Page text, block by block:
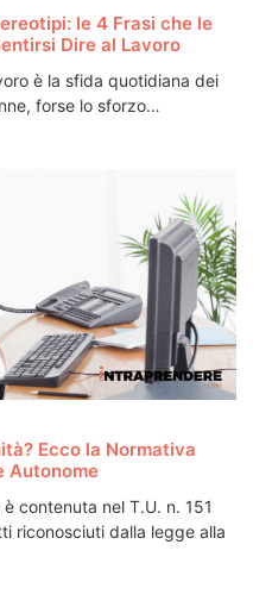
le 4 Frasi che le
Dire al Lavoro
è la sfida quotidiana dei
forse lo sforzo…
Ecco la Normativa
Autonome
contenuta nel T.U. n. 151
riconosciuti dalla legge alla